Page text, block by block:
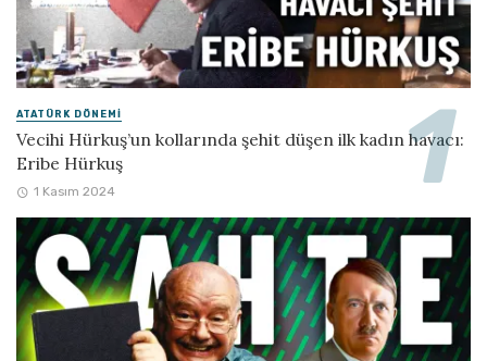
ATATÜRK DÖNEMI
Vecihi Hürkuş’un kollarında şehit düşen ilk kadın havacı:
Eribe Hürkuş
1 Kasım 2024